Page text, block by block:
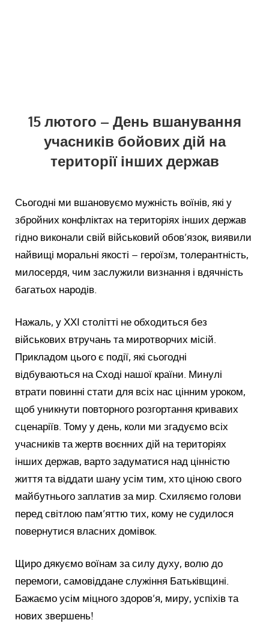
15 лютого – День вшанування
учасників бойових дій на
території інших держав
Сьогодні ми вшановуємо мужність воїнів, які у
збройних конфліктах на територіях інших держав
гідно виконали свій військовий обов’язок, виявили
найвищі моральні якості – героїзм, толерантність,
милосердя, чим заслужили визнання і вдячність
багатьох народів.
Нажаль, у ХХІ столітті не обходиться без
військових втручань та миротворчих місій.
Прикладом цього є події, які сьогодні
відбуваються на Сході нашої країни. Минулі
втрати повинні стати для всіх нас цінним уроком,
щоб уникнути повторного розгортання кривавих
сценаріїв. Тому у день, коли ми згадуємо всіх
учасників та жертв воєнних дій на територіях
інших держав, варто задуматися над цінністю
життя та віддати шану усім тим, хто ціною свого
майбутнього заплатив за мир. Схиляємо голови
перед світлою пам’яттю тих, кому не судилося
повернутися власних домівок.
Щиро дякуємо воїнам за силу духу, волю до
перемоги, самовіддане служіння Батьківщині.
Бажаємо усім міцного здоров’я, миру, успіхів та
нових звершень!